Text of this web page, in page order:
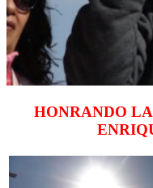
HONRANDO